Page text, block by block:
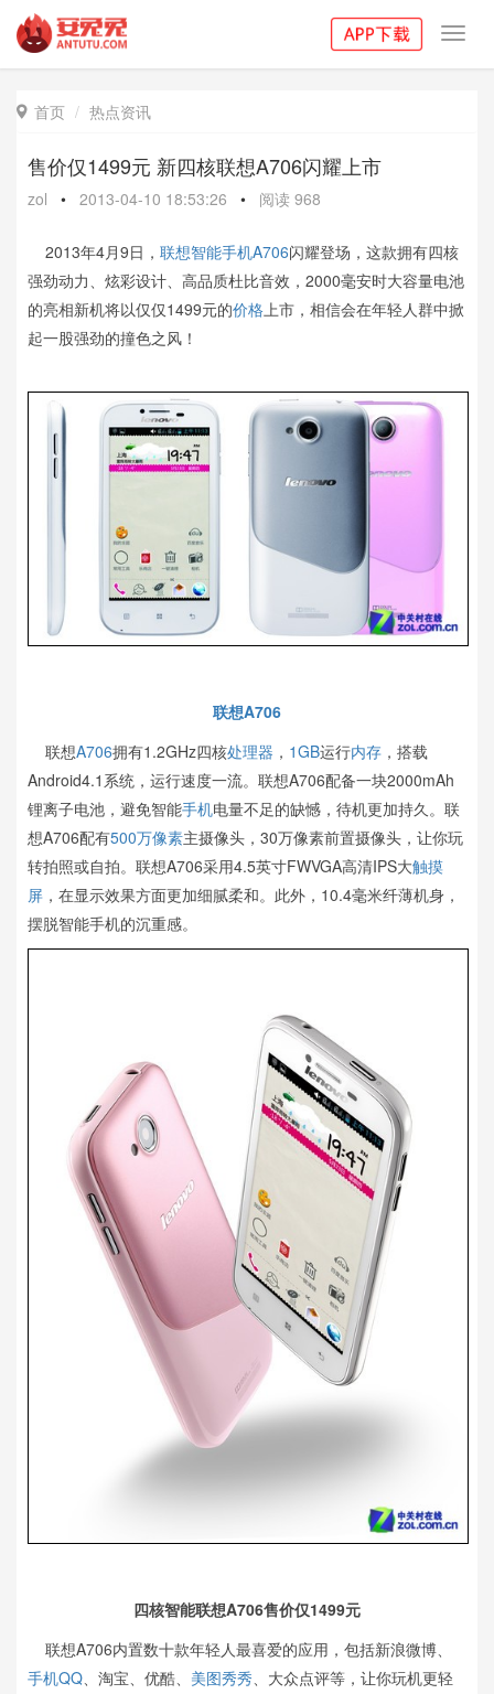
 首页 热点资讯
售价仅1499元 新四核联想A706闪耀上市
zol • 2013-04-10 18:53:26 • 阅读 968
2013年4月9日， 联想智能手机A706闪耀登场，这款拥有四核
强劲动力、炫彩设计、高品质杜比音效，2000毫安时大容量电池
的亮相新机将以仅仅1499元的价格上市，相信会在年轻人群中掀
起一股强劲的撞色之风！
联想A706
联想A706拥有1.2GHz四核处理器 ， 1GB运行内存 ，搭载
Android4.1系统，运行速度一流。联想A706配备一块2000mAh
锂离子电池，避免智能手机电量不足的缺憾，待机更加持久。联
想A706配有500万像素主摄像头，30万像素前置摄像头，让你玩
转拍照或自拍。联想A706采用4.5英寸FWVGA高清IPS大触摸
屏 ，在显示效果方面更加细腻柔和。此外，10.4毫米纤薄机身，
摆脱智能手机的沉重感。
四核智能联想A706售价仅1499元
联想A706内置数十款年轻人最喜爱的应用，包括新浪微博、
手机QQ、淘宝、优酷、 美图秀秀、大众点评等，让你玩机更轻